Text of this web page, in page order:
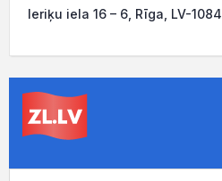
Ieriķu iela 16 – 6, Rīga, LV-1084